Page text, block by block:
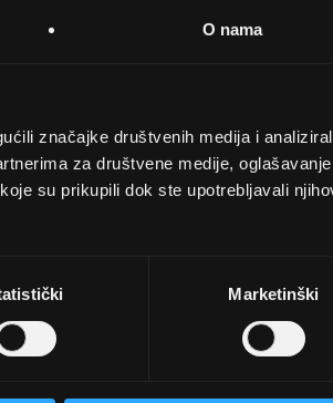
O nama
značajke društvenih medija i
za društvene medije,
su prikupili dok ste upotrebljavali
Marketinški
NAČINI
Kreditnim
općom